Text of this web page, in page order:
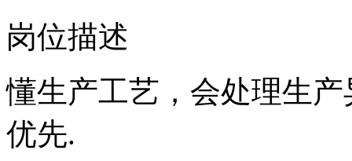
岗位描述
懂生产工艺，会处理生
优先.